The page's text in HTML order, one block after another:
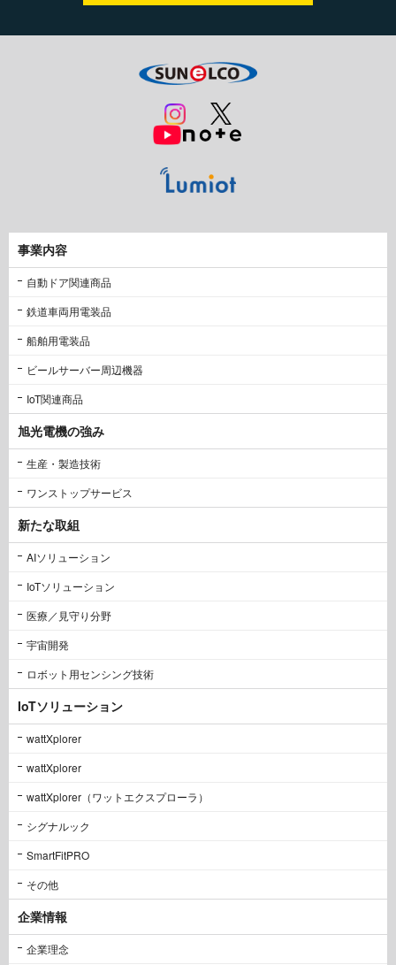
事業内容
自動ドア関連商品
鉄道車両用電装品
船舶用電装品
ビールサーバー周辺機器
IoT関連商品
旭光電機の強み
生産・製造技術
ワンストップサービス
新たな取組
AIソリューション
IoTソリューション
医療／見守り分野
宇宙開発
ロボット用センシング技術
IoTソリューション
wattXplorer
wattXplorer
wattXplorer（ワットエクスプローラ）
シグナルック
SmartFitPRO
その他
企業情報
企業理念